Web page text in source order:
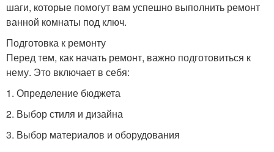
шаги, которые помогут вам успешно выполнить ремонт
ванной комнаты под ключ.
Подготовка к ремонту
Перед тем, как начать ремонт, важно подготовиться к
нему. Это включает в себя:
1. Определение бюджета
2. Выбор стиля и дизайна
3. Выбор материалов и оборудования